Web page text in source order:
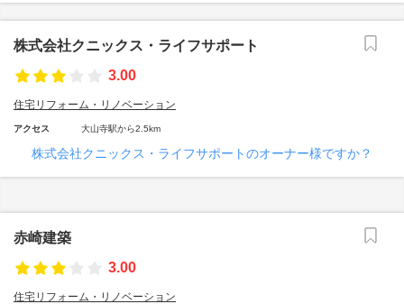
株式会社クニックス・ライフサポート
3.00
住宅リフォーム・リノベーション
アクセス 大山寺駅から2.5km
株式会社クニックス・ライフサポートのオーナー様ですか？
赤崎建築
3.00
住宅リフォーム・リノベーション